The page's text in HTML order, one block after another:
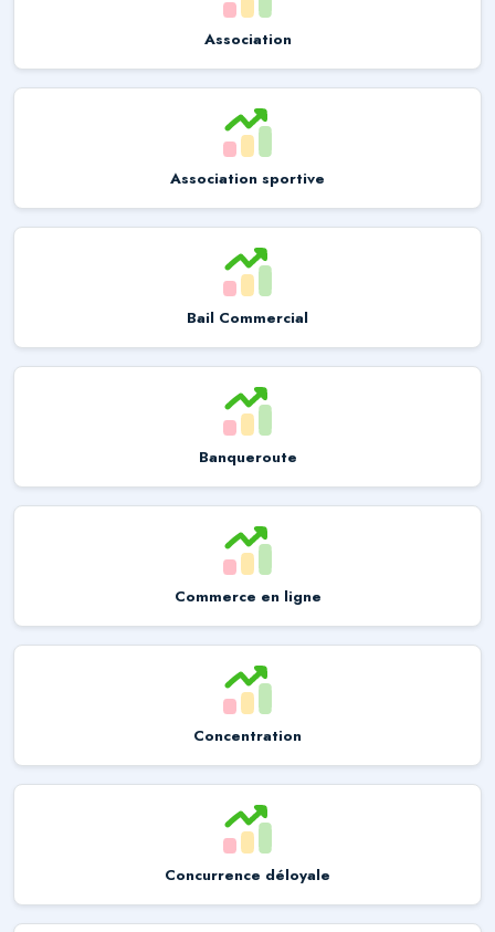
Association
Association sportive
Bail Commercial
Banqueroute
Commerce en ligne
Concentration
Concurrence déloyale